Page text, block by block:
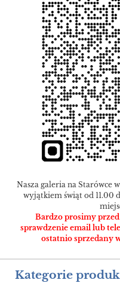
Nasza galeria na Starówce
wyjątkiem świąt od 11.00
Bardzo prosimy
sprawdzenie email lub
ostatnio sprzedany
Kategorie